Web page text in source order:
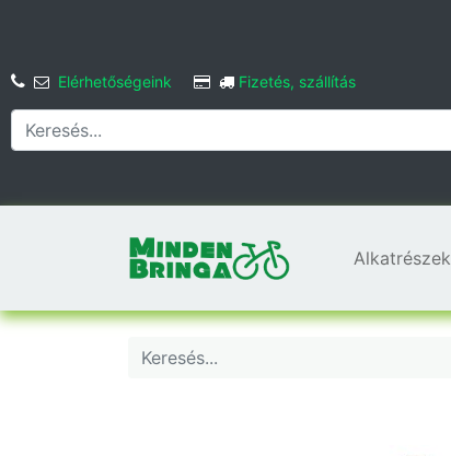
Elérhetőségeink Fizetés, szállítás
Alkatrészek